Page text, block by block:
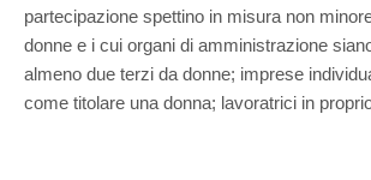
partecipazione spettino in misura non
donne e i cui organi di amministrazione
almeno due terzi da donne; imprese
come titolare una donna; lavoratrici in